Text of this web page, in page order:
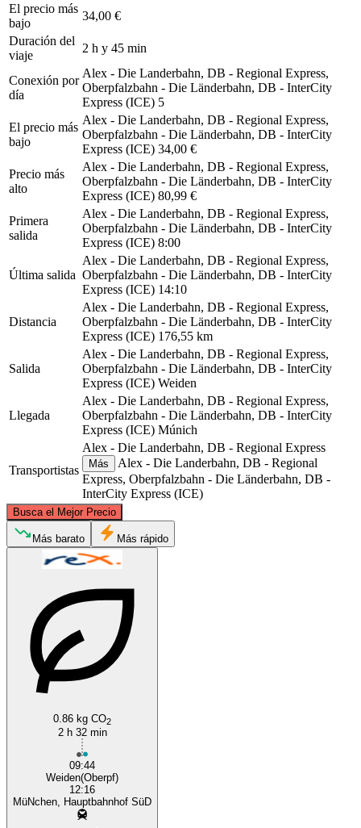
El precio más
bajo
34,00 €
Duración del
viaje
2 h y 45 min
Conexión por
día
Alex - Die Landerbahn, DB - Regional Express,
Oberpfalzbahn - Die Länderbahn, DB - InterCity
Express (ICE) 5
El precio más
bajo
Alex - Die Landerbahn, DB - Regional Express,
Oberpfalzbahn - Die Länderbahn, DB - InterCity
Express (ICE) 34,00 €
Precio más
alto
Alex - Die Landerbahn, DB - Regional Express,
Oberpfalzbahn - Die Länderbahn, DB - InterCity
Express (ICE) 80,99 €
Primera
salida
Alex - Die Landerbahn, DB - Regional Express,
Oberpfalzbahn - Die Länderbahn, DB - InterCity
Express (ICE) 8:00
Última salida
Alex - Die Landerbahn, DB - Regional Express,
Oberpfalzbahn - Die Länderbahn, DB - InterCity
Express (ICE) 14:10
Distancia
Alex - Die Landerbahn, DB - Regional Express,
Oberpfalzbahn - Die Länderbahn, DB - InterCity
Express (ICE) 176,55 km
Salida
Alex - Die Landerbahn, DB - Regional Express,
Oberpfalzbahn - Die Länderbahn, DB - InterCity
Express (ICE) Weiden
Llegada
Alex - Die Landerbahn, DB - Regional Express,
Oberpfalzbahn - Die Länderbahn, DB - InterCity
Express (ICE) Múnich
Transportistas
Alex - Die Landerbahn, DB - Regional Express
Más
Alex - Die Landerbahn, DB - Regional
Express, Oberpfalzbahn - Die Länderbahn, DB -
InterCity Express (ICE)
Busca el Mejor Precio
©CARTO
Más barato Más rápido
0.86 kg CO2
2 h 32 min
09:44
Weiden(Oberpf)
12:16
MüNchen, Hauptbahnhof SüD